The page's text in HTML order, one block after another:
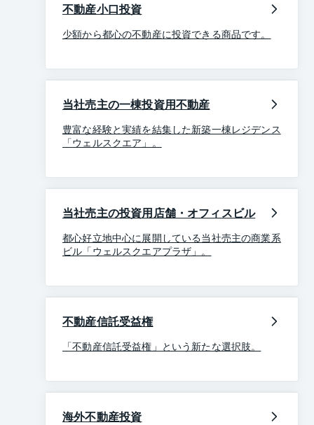
不動産小口投資
少額から都心の不動産に投資できる商品です。
当社売主の一棟投資用不動産
豊富な経験と実績を結集した新築一棟レジデンス
「ウェルスクエア」。
当社売主の投資用店舗・オフィスビル
都心好立地中心に展開している当社売主の商業系
ビル「ウェルスクエアプラザ」。
不動産信託受益権
「不動産信託受益権」という新たな選択肢。
海外不動産投資